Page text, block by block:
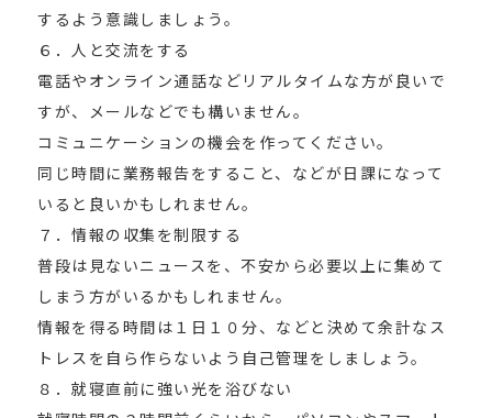
するよう意識しましょう。
６．人と交流をする
電話やオンライン通話などリアルタイムな方が良いで
すが、メールなどでも構いません。
コミュニケーションの機会を作ってください。
同じ時間に業務報告をすること、などが日課になって
いると良いかもしれません。
７．情報の収集を制限する
普段は見ないニュースを、不安から必要以上に集めて
しまう方がいるかもしれません。
情報を得る時間は１日１０分、などと決めて余計なス
トレスを自ら作らないよう自己管理をしましょう。
８．就寝直前に強い光を浴びない